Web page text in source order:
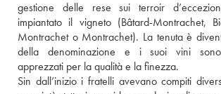
gestione delle rese sui terroir
impiantato il vigneto (Bâtard-Montrachet,
Montrachet o Montrachet). La tenuta è
della denominazione e i suoi vini sono
apprezzati per la qualità e la finezza.
Sin dall’inizio i fratelli avevano compiti